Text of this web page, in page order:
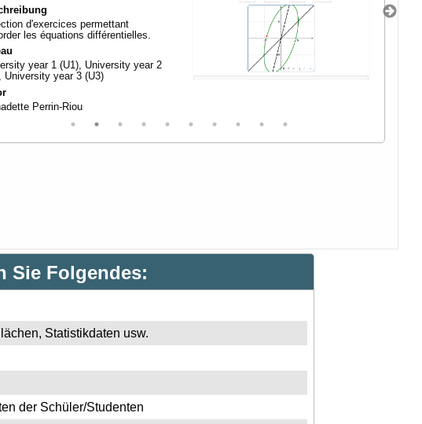
d'exercices permettant
les équations différentielles.
year 1 (U1), University year 2
University year 3 (U3)
Perrin-Riou
Niveau
Sie Folgendes:
Statistikdaten usw.
der Schüler/Studenten